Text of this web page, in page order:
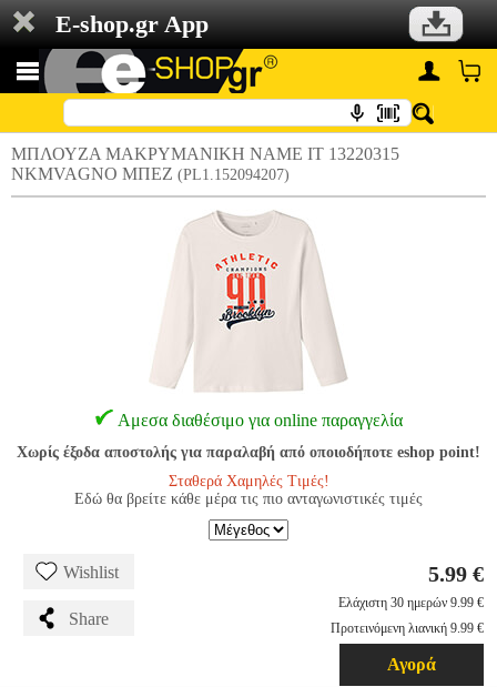
E-shop.gr App
ΜΠΛΟΥΖΑ ΜΑΚΡΥΜΑΝΙΚΗ NAME IT 13220315
NKMVAGNO ΜΠΕΖ (PL1.152094207)
Αμεσα διαθέσιμο για online παραγγελία
Χωρίς έξοδα αποστολής για παραλαβή από οποιοδήποτε eshop point!
Σταθερά Χαμηλές Τιμές!
Εδώ θα βρείτε κάθε μέρα τις πιο ανταγωνιστικές τιμές
Wishlist
Share
5.99 €
Ελάχιστη 30 ημερών 9.99 €
Προτεινόμενη λιανική 9.99 €
Αγορά